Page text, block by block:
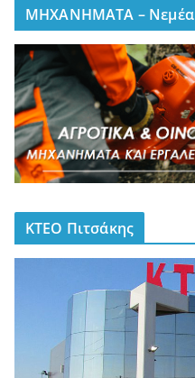
ΜΗΧΑΝΗΜΑΤΑ – Νεμέα
ΚΤΕΟ Πιτσάκης